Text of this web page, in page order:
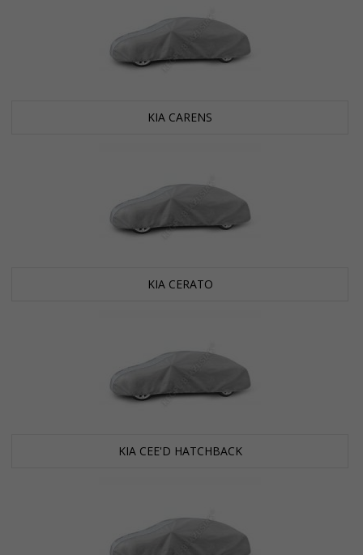
KIA CARENS
KIA CERATO
KIA CEE'D HATCHBACK